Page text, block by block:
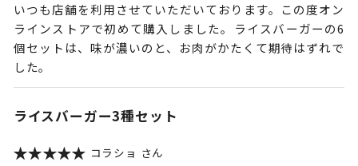
いつも店舗を利用させていただいております。この度オン
ラインストアで初めて購入しました。ライスバーガーの6
個セットは、味が濃いのと、お肉がかたくて期待はずれで
した。
ライスバーガー3種セット
コラショ